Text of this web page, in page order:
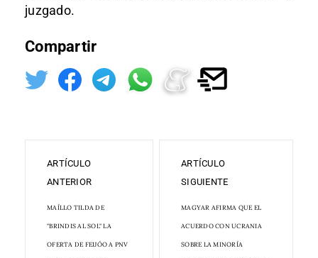
juzgado.
Compartir
ARTÍCULO
ANTERIOR
MAÍLLO TILDA DE
"BRINDIS AL SOL" LA
OFERTA DE FEIJÓO A PNV
ARTÍCULO
SIGUIENTE
MAGYAR AFIRMA QUE EL
ACUERDO CON UCRANIA
SOBRE LA MINORÍA